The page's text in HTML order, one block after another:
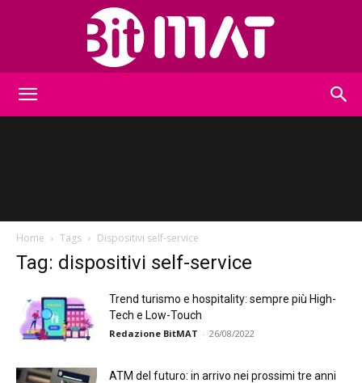
Home Tags Dispositivi self-service
Tag: dispositivi self-service
Trend turismo e hospitality: sempre più High-
Tech e Low-Touch
Redazione BitMAT - 26/08/2022
ATM del futuro: in arrivo nei prossimi tre anni